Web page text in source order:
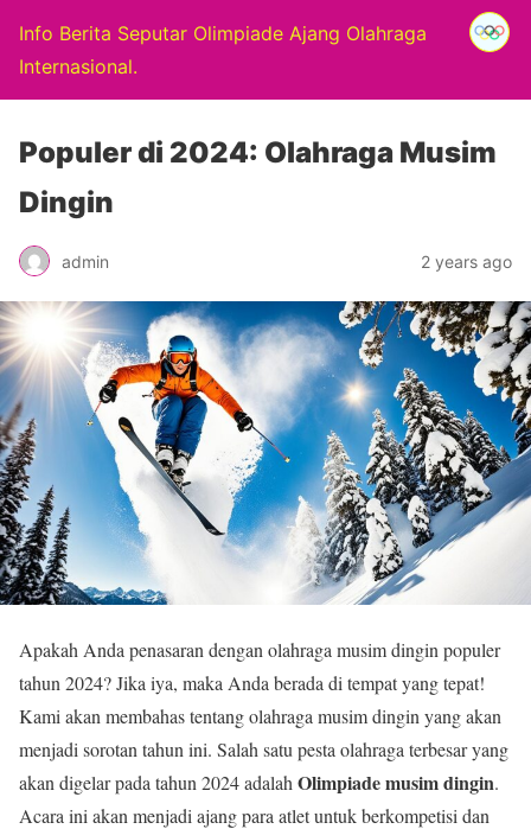
Info Berita Seputar Olimpiade Ajang Olahraga
Internasional.
Populer di 2024: Olahraga Musim
Dingin
admin 2 years ago
Apakah Anda penasaran dengan olahraga musim dingin populer
tahun 2024? Jika iya, maka Anda berada di tempat yang tepat!
Kami akan membahas tentang olahraga musim dingin yang akan
menjadi sorotan tahun ini. Salah satu pesta olahraga terbesar yang
akan digelar pada tahun 2024 adalah Olimpiade musim dingin.
Acara ini akan menjadi ajang para atlet untuk berkompetisi dan